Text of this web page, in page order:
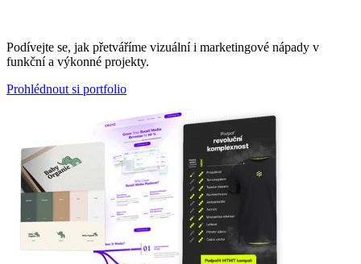
Podívejte se, jak přetváříme vizuální i marketingové nápady v
funkční a výkonné projekty.
Prohlédnout si portfolio